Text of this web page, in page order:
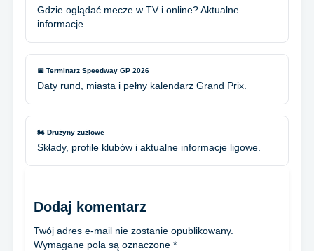
Gdzie oglądać mecze w TV i online? Aktualne
informacje.
📅 Terminarz Speedway GP 2026
Daty rund, miasta i pełny kalendarz Grand Prix.
🏍️ Drużyny żużlowe
Składy, profile klubów i aktualne informacje ligowe.
Dodaj komentarz
Twój adres e-mail nie zostanie opublikowany.
Wymagane pola są oznaczone *